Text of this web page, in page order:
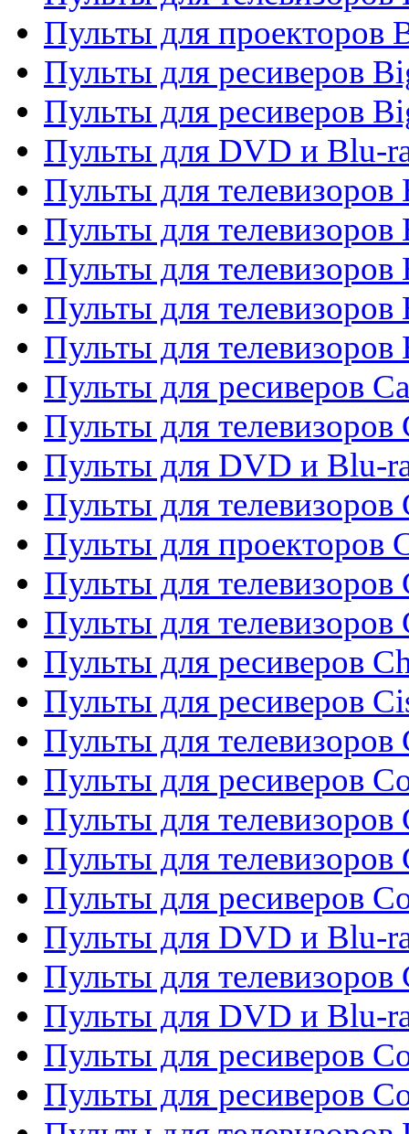
Пульты для проекторов
Пульты для ресиверов
Пульты для ресиверов
Пульты для DVD и Blu-
Пульты для телевизоров
Пульты для телевизоров
Пульты для телевизоров
Пульты для телевизоров
Пульты для телевизоров
Пульты для ресиверов
Пульты для телевизоров
Пульты для DVD и Blu-
Пульты для телевизоров
Пульты для проекторов
Пульты для телевизоров
Пульты для телевизоров
Пульты для ресиверов
Пульты для ресиверов
Пульты для телевизоров
Пульты для ресиверов
Пульты для телевизоров
Пульты для телевизоров
Пульты для ресиверов
Пульты для DVD и Blu-
Пульты для телевизоров
Пульты для DVD и Blu-
Пульты для ресиверов
Пульты для ресиверов